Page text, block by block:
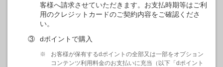
客様へ請求させていただきます。お支払時期等はご利
用のクレジットカードのご契約内容をご確認くださ
い。
③
dポイントで購入
※
お客様が保有するdポイントの全部又は一部をオプション
コンテンツ利用料金のお支払いに充当（以下「dポイント